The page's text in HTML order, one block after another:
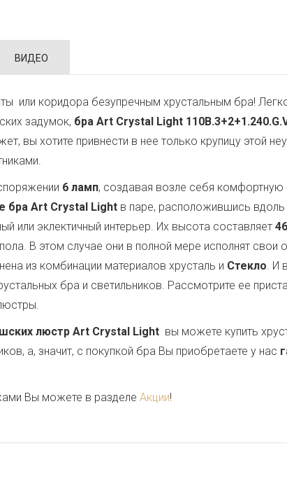
ВИДЕО
или коридора безупречным хрустальным бра!
задумок, бра Art Crystal Light
вы хотите привнести в нее только крупицу этой
6 ламп, создавая возле себя комфортную
бра Art Crystal Light в паре, расположившись
или эклектичный интерьер. Их высота составляет
В этом случае они в полной мере исполнят
из комбинации материалов хрусталь и Стекло. И
бра и светильников. Рассмотрите ее
люстр Art Crystal Light вы можете купить
а, значит, с покупкой бра Вы приобретаете у нас
Вы можете в разделе Акции!